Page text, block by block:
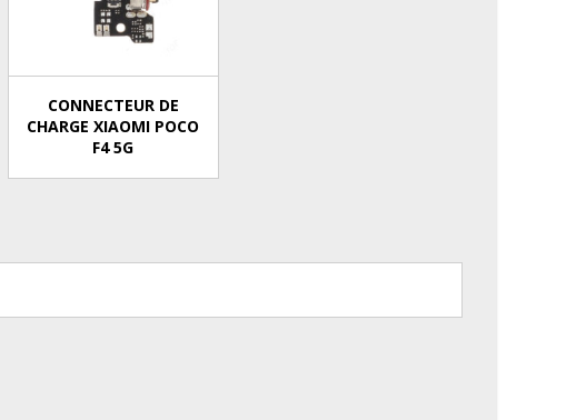
CONNECTEUR DE
CHARGE XIAOMI POCO
F4 5G